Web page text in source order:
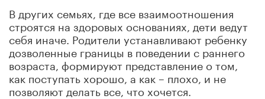
В других семьях, где все взаимоотношения
строятся на здоровых основаниях, дети ведут
себя иначе. Родители устанавливают ребенку
дозволенные границы в поведении с раннего
возраста, формируют представление о том,
как поступать хорошо, а как – плохо, и не
позволяют делать все, что хочется.